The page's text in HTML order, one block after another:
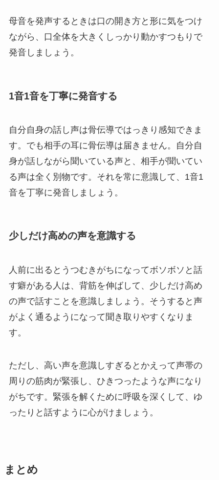
母音を発声するときは口の開き方と形に気をつけ
ながら、口全体を大きくしっかり動かすつもりで
発音しましょう。
1音1音を丁寧に発音する
自分自身の話し声は骨伝導ではっきり感知できま
す。でも相手の耳に骨伝導は届きません。自分自
身が話しながら聞いている声と、相手が聞いてい
る声は全く別物です。それを常に意識して、1音1
音を丁寧に発音しましょう。
少しだけ高めの声を意識する
人前に出るとうつむきがちになってボソボソと話
す癖がある人は、背筋を伸ばして、少しだけ高め
の声で話すことを意識しましょう。そうすると声
がよく通るようになって聞き取りやすくなりま
す。
ただし、高い声を意識しすぎるとかえって声帯の
周りの筋肉が緊張し、ひきつったような声になり
がちです。緊張を解くために呼吸を深くして、ゆ
ったりと話すように心がけましょう。
まとめ